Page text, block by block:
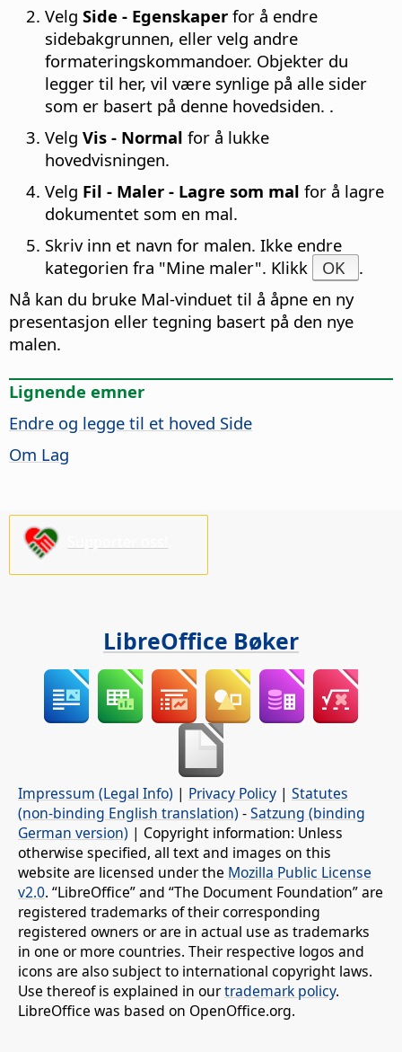
Velg Side - Egenskaper for å endre
sidebakgrunnen, eller velg andre
formateringskommandoer. Objekter du
legger til her, vil være synlige på alle sider
som er basert på denne hovedsiden. .
Velg Vis - Normal for å lukke
hovedvisningen.
Velg Fil - Maler - Lagre som mal for å lagre
dokumentet som en mal.
Skriv inn et navn for malen. Ikke endre
kategorien fra "Mine maler". Klikk
OK
.
Nå kan du bruke Mal-vinduet til å åpne en ny
presentasjon eller tegning basert på den nye
malen.
Lignende emner
Endre og legge til et hoved Side
Om Lag
LibreOffice Bøker
Impressum (Legal Info) | Privacy Policy | Statutes
(non-binding English translation) -Satzung (binding
German version) | Copyright information: Unless
otherwise specified, all text and images on this
website are licensed under the Mozilla Public License
v2.0. “LibreOffice” and “The Document Foundation” are
registered trademarks of their corresponding
registered owners or are in actual use as trademarks
in one or more countries. Their respective logos and
icons are also subject to international copyright laws.
Use thereof is explained in ourtrademark policy.
LibreOffice was based on OpenOffice.org.